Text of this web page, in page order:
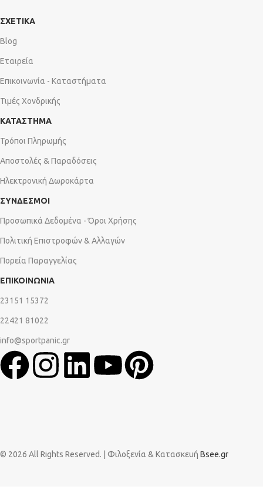
ΣΧΕΤΙΚΑ
Blog
Εταιρεία
Επικοινωνία - Καταστήματα
Τιμές Χονδρικής
ΚΑΤΑΣΤΗΜΑ
Τρόποι Πληρωμής
Αποστολές & Παραδόσεις
Ηλεκτρονική Δωροκάρτα
ΣΥΝΔΕΣΜΟΙ
Προσωπικά Δεδομένα - Όροι Χρήσης
Πολιτική Επιστροφών & Αλλαγών
Πορεία Παραγγελίας
ΕΠΙΚΟΙΝΩΝΙΑ
23151 15372
22421 81022
info@sportpanic.gr
© 2026 All Rights Reserved. | Φιλοξενία & Κατασκευή Bsee.gr